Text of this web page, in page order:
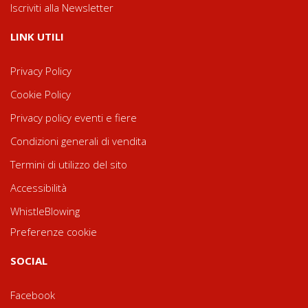
Iscriviti alla Newsletter
LINK UTILI
Privacy Policy
Cookie Policy
Privacy policy eventi e fiere
Condizioni generali di vendita
Termini di utilizzo del sito
Accessibilità
WhistleBlowing
Preferenze cookie
SOCIAL
Facebook